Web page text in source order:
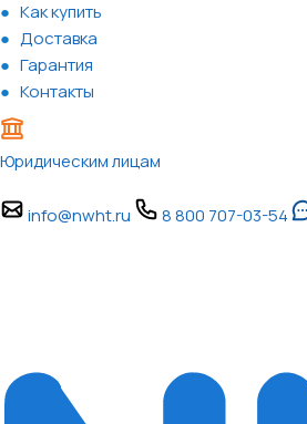
Как купить
Доставка
Гарантия
Контакты
Юридическим лицам
info@nwht.ru 8 800 707-03-54